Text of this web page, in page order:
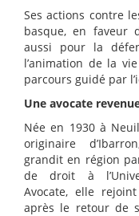
Ses actions contre
basque, en faveur
aussi pour la
l’animation de la
parcours guidé par
Une avocate
Née en 1930 à
originaire
grandit en région
de droit à
Avocate, elle
après le retour de